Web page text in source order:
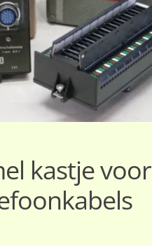
kastje voor